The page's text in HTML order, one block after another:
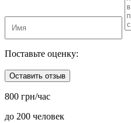
Поставьте оценку:
Оставить отзыв
800 грн/час
до 200 человек